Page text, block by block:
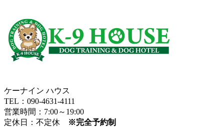
ケーナイン ハウス
TEL：090-4631-4111
営業時間：7:00～19:00
定休日：不定休
※完全予約制